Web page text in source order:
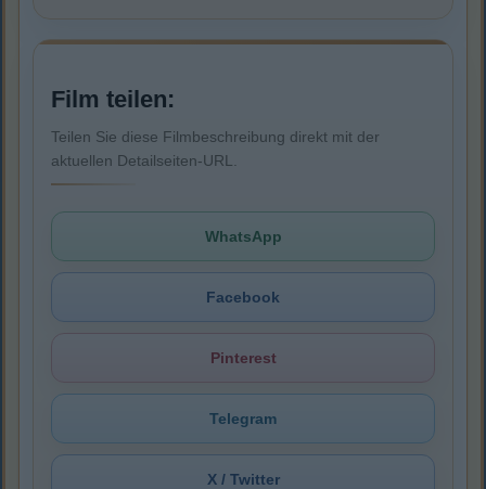
Film teilen:
Teilen Sie diese Filmbeschreibung direkt mit der
aktuellen Detailseiten-URL.
WhatsApp
Facebook
Pinterest
Telegram
X / Twitter